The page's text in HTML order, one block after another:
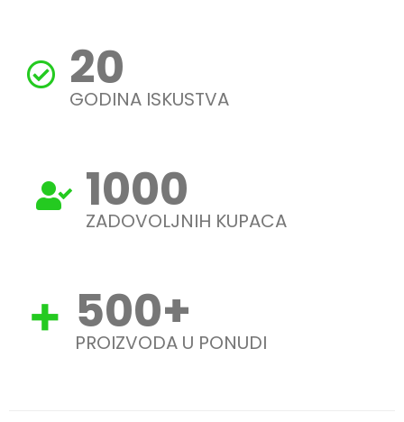
20
GODINA ISKUSTVA
1000
ZADOVOLJNIH KUPACA
500+
PROIZVODA U PONUDI